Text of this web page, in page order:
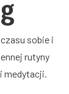
sobie i
rutyny
medytacji.